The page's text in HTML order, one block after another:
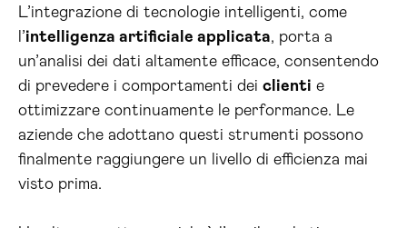
L’integrazione di tecnologie intelligenti, come
l’intelligenza artificiale applicata, porta a
un’analisi dei dati altamente efficace, consentendo
di prevedere i comportamenti dei clienti e
ottimizzare continuamente le performance. Le
aziende che adottano questi strumenti possono
finalmente raggiungere un livello di efficienza mai
visto prima.